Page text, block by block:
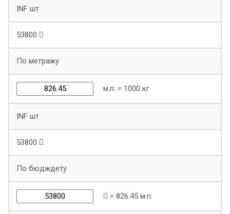
INF шт
53800
По метражу
м.п. = 1000 кг
INF шт
53800
По бюдждету
= 826.45 м.п.